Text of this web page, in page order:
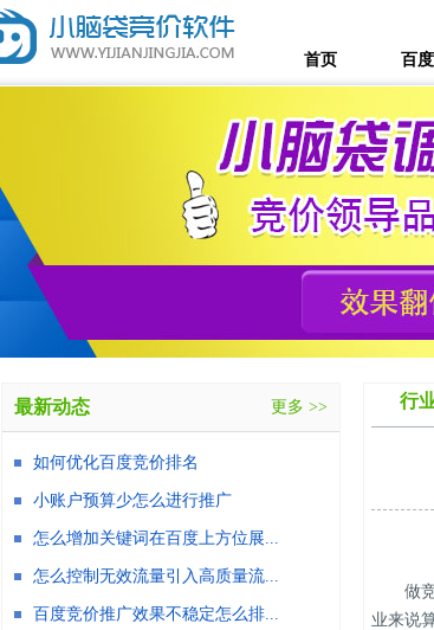
首页 百
行
做
业来说
最新动态 更多 >>
如何优化百度竞价排名
小账户预算少怎么进行推广
怎么增加关键词在百度上方位展...
怎么控制无效流量引入高质量流...
百度竞价推广效果不稳定怎么排...